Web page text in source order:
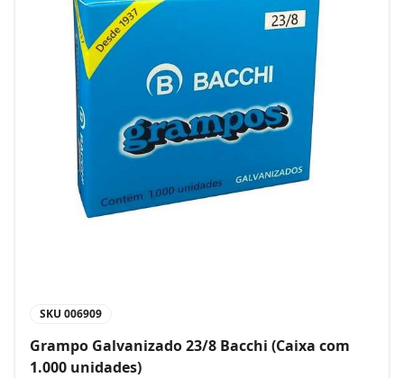
SKU 006909
Grampo Galvanizado 23/8 Bacchi (Caixa com
1.000 unidades)